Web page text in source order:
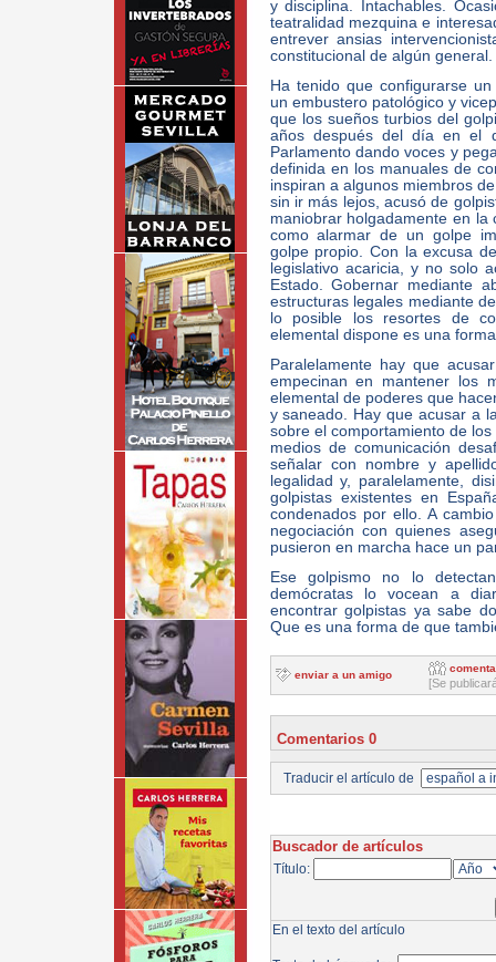
y disciplina. Intachables.
teatralidad mezquina e
entrever ansias
constitucional de algún general.
Ha tenido que configurarse
un embustero patológico y
que los sueños turbios del
años después del día en el
Parlamento dando voces y
definida en los manuales de
inspiran a algunos miembros
sin ir más lejos, acusó de
maniobrar holgadamente en
como alarmar de un golpe
golpe propio. Con la excusa
legislativo acaricia, y no solo
Estado. Gobernar mediante
estructuras legales mediante
lo posible los resortes de
elemental dispone es una
Paralelamente hay que
empecinan en mantener los
elemental de poderes que
y saneado. Hay que acusar a
sobre el comportamiento de
medios de comunicación
señalar con nombre y
legalidad y, paralelamente,
golpistas existentes en
condenados por ello. A
negociación con quienes
pusieron en marcha hace un
Ese golpismo no lo
demócratas lo vocean a
encontrar golpistas ya sabe
Que es una forma de que
enviar a un amigo
[Se
Comentarios 0
Traducir el artículo de
Buscador de artículos
Título:
En el texto del artículo